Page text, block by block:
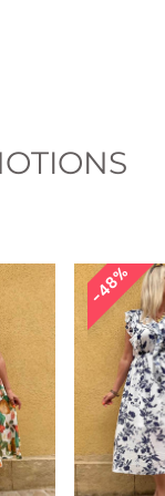
48%